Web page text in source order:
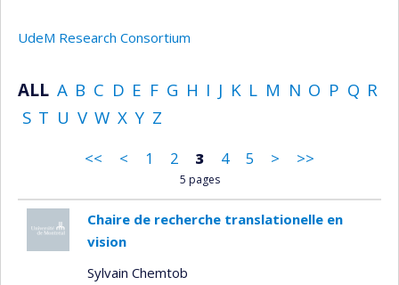
UdeM Research Consortium
ALL A B C D E F G H I J K L M N O P Q R
S T U V W X Y Z
<< < 1 2 3 4 5 > >>
5 pages
Chaire de recherche translationelle en
vision
Sylvain Chemtob